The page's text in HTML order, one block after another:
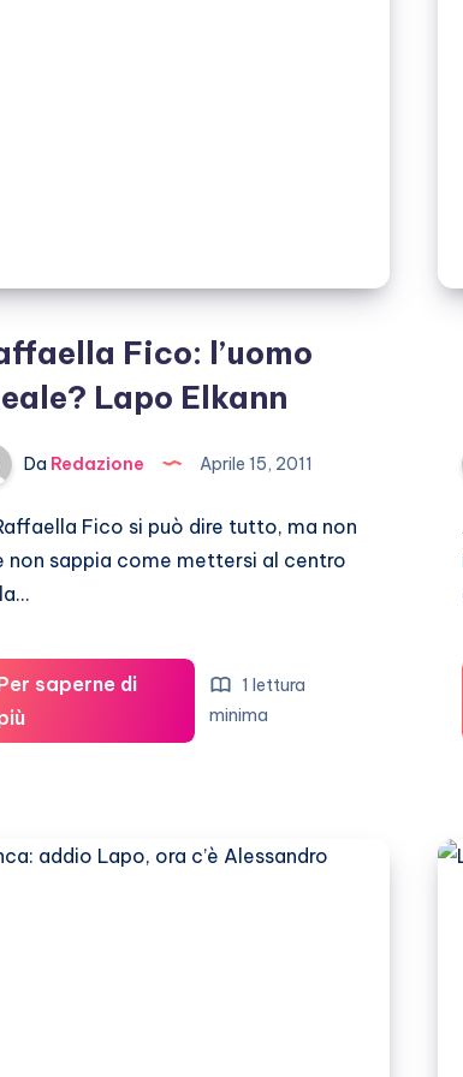
Fico: l’uomo
Lapo Elkann
Da Redazione Aprile 15, 2011
Fico si può dire tutto, ma non
non sappia come mettersi al centro
saperne di
Raffaella
Fico:
Lapo
1 lettura
minima